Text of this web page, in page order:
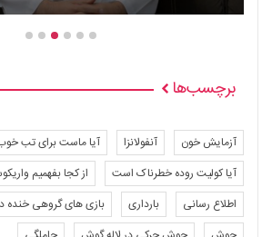
برچسب‌ها
آزمایش خون آنفولانزا
آیا ماست برای تب
آیا کولیت روده خطرناک است
از کجا بفهمیم
اطلاع رسانی
بارداری بازی های گروهی خنده